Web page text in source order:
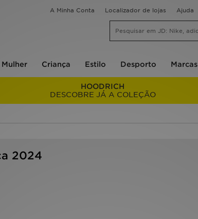
A Minha Conta Localizador de lojas Ajuda
Mulher Criança Estilo Desporto Marcas
HOODRICH
DESCOBRE JÁ A COLEÇÃO
2024